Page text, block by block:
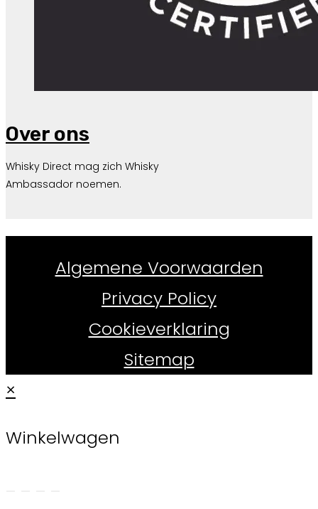
Over ons
Whisky Direct mag zich Whisky
Ambassador noemen.
Algemene Voorwaarden
Privacy Policy
Cookieverklaring
Sitemap
×
Winkelwagen